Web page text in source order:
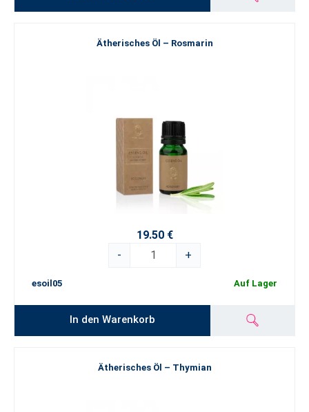
Ätherisches Öl – Rosmarin
19.50 €
-
+
esoil05 Auf Lager
In den Warenkorb
Ätherisches Öl – Thymian